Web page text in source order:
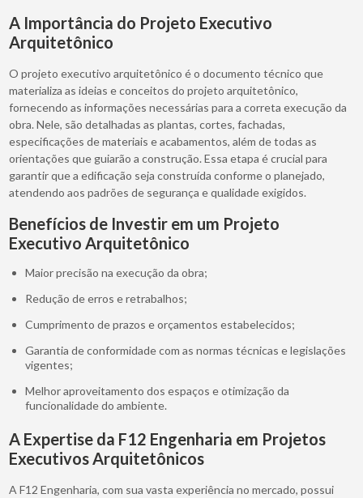
A Importância do Projeto Executivo
Arquitetônico
O projeto executivo arquitetônico é o documento técnico que
materializa as ideias e conceitos do projeto arquitetônico,
fornecendo as informações necessárias para a correta execução da
obra. Nele, são detalhadas as plantas, cortes, fachadas,
especificações de materiais e acabamentos, além de todas as
orientações que guiarão a construção. Essa etapa é crucial para
garantir que a edificação seja construída conforme o planejado,
atendendo aos padrões de segurança e qualidade exigidos.
Benefícios de Investir em um Projeto
Executivo Arquitetônico
Maior precisão na execução da obra;
Redução de erros e retrabalhos;
Cumprimento de prazos e orçamentos estabelecidos;
Garantia de conformidade com as normas técnicas e legislações
vigentes;
Melhor aproveitamento dos espaços e otimização da
funcionalidade do ambiente.
A Expertise da F12 Engenharia em Projetos
Executivos Arquitetônicos
A F12 Engenharia, com sua vasta experiência no mercado, possui